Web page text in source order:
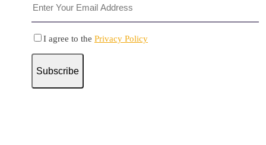
I agree to the Privacy Policy
Subscribe